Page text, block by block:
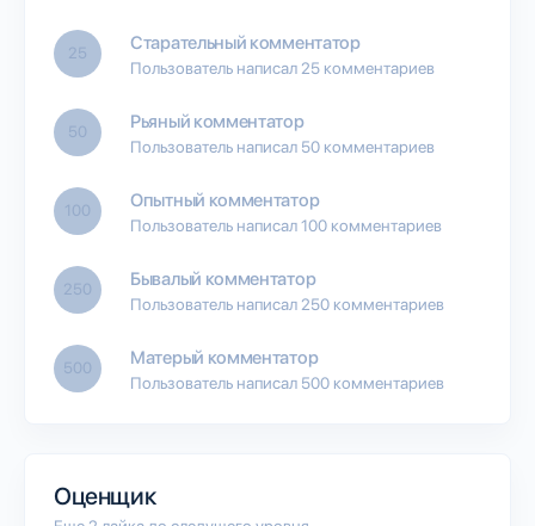
25 Старательный комментатор
Пользователь написал 25 комментариев
50 Рьяный комментатор
Пользователь написал 50 комментариев
100 Опытный комментатор
Пользователь написал 100 комментариев
250 Бывалый комментатор
Пользователь написал 250 комментариев
500 Матерый комментатор
Пользователь написал 500 комментариев
Оценщик